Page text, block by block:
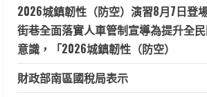
2026城鎮韌性（防空）演習8月7日登
街巷全面落實人車管制宣導為提升全
意識，「2026城鎮韌性（防空）
財政部南區國稅局表示